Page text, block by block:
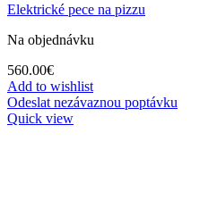
Elektrické pece na pizzu
Na objednávku
560.00€
Add to wishlist
Odeslat nezávaznou poptávku
Quick view